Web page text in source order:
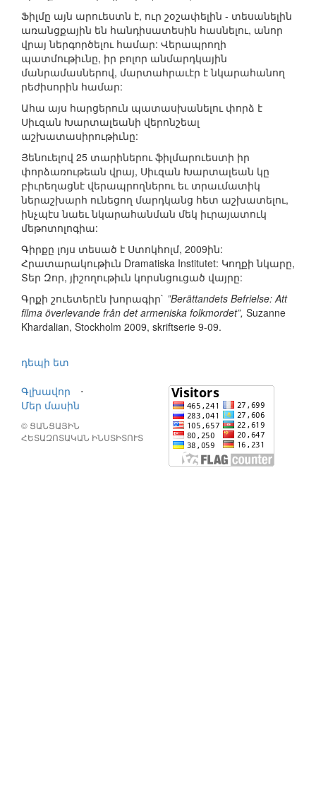
Ֆիլմը այն արուեստն է, ուր շօշափելին - տեսանելին
առանցքային են հանդիսատեսին հասնելու, անոր
վրայ ներգործելու համար: Վերապրողի
պատմութիւնը, իր բոլոր անմարդկային
մանրամասներով, մարտահրաւէր է նկարահանող
րեժիսորին համար:
Ահա այս հարցերուն պատասխանելու փորձ է
Սիւզան Խարտալեանի վերոնշեալ
աշխատասիրութիւնը:
Յենուելով 25 տարիներու ֆիլմարուեստի իր
փորձառութեան վրայ, Սիւզան Խարտալեան կը
բիւրեղացնէ վերապրողներու եւ տրաւմատիկ
ներաշխարհ ունեցող մարդկանց հետ աշխատելու,
ինչպէս նաեւ նկարահանման մեկ իւրայատուկ
մեթոտոլոգիա:
Գիրքը լոյս տեսած է Ստոկհոլմ, 2009ին:
Հրատարակութիւն Dramatiska Institutet: Կողքի նկարը,
Տեր Զոր, յիշողութիւն կորսնցուցած վայրը:
Գրքի շուետերէն խորագիր` ”Berättandets Befrielse: Att
filma överlevande från det armeniska folkmordet”, Suzanne
Khardalian, Stockholm 2009, skriftserie 9-09.
դեպի ետ
Գլխավոր
⋅
Մեր մասին
© ՑԱՆՑԱՅԻՆ
ՀԵՏԱԶՈՏԱԿԱՆ ԻՆՍՏԻՏՈՒՏ